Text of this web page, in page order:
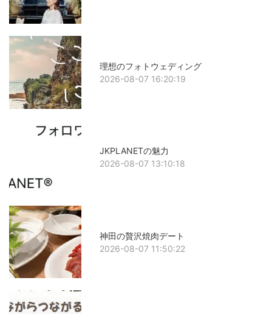
理想のフォトウェディング
2026-08-07 16:20:19
JKPLANETの魅力
2026-08-07 13:10:18
神田の贅沢焼肉デート
2026-08-07 11:50:22